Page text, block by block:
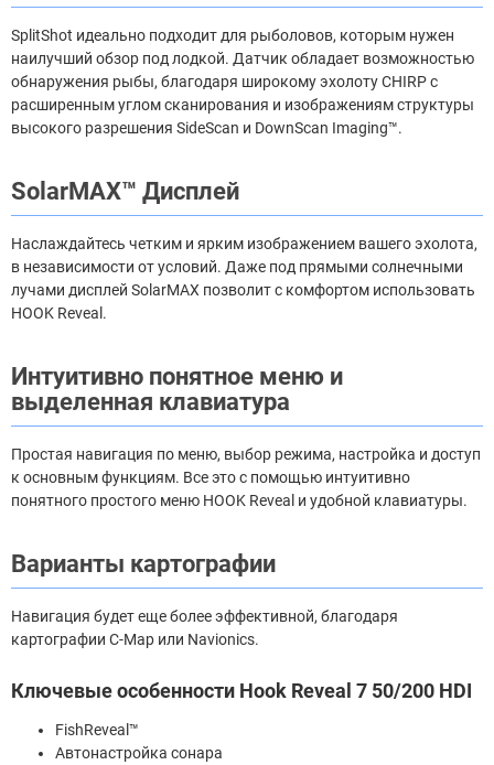
SplitShot идеально подходит для рыболовов, которым нужен
наилучший обзор под лодкой. Датчик обладает возможностью
обнаружения рыбы, благодаря широкому эхолоту CHIRP с
расширенным углом сканирования и изображениям структуры
высокого разрешения SideScan и DownScan Imaging™.
SolarMAX™ Дисплей
Наслаждайтесь четким и ярким изображением вашего эхолота,
в независимости от условий. Даже под прямыми солнечными
лучами дисплей SolarMAX позволит с комфортом использовать
HOOK Reveal.
Интуитивно понятное меню и
выделенная клавиатура
Простая навигация по меню, выбор режима, настройка и доступ
к основным функциям. Все это с помощью интуитивно
понятного простого меню HOOK Reveal и удобной клавиатуры.
Варианты картографии
Навигация будет еще более эффективной, благодаря
картографии С-Map или Navionics.
Ключевые особенности Hook Reveal 7 50/200 HDI
FishReveal™
Автонастройка сонара